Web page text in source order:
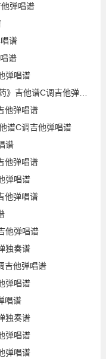
弹唱谱
谱
谱
弹唱谱
吉他谱C调吉他弹唱谱
他弹唱谱
谱C调吉他弹唱谱
谱
他弹唱谱
弹唱谱
他弹唱谱
他弹唱谱
独奏谱
吉他弹唱谱
弹唱谱
唱谱
独奏谱
弹唱谱
弹唱谱